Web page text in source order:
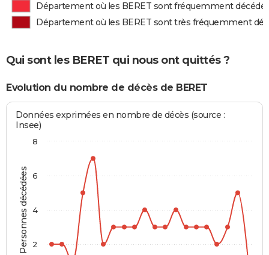
Département où les BERET sont fréquemment
Département où les BERET sont très fréquemment
Qui sont les BERET qui nous ont quittés ?
Evolution du nombre de décès de BERET
Personnes décédées
Données exprimées en nombre de décès (source :
Insee)
2
4
6
8